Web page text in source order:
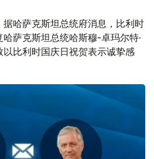
据哈萨克斯坦总统府消息，比利时
萨克斯坦总统哈斯穆-卓玛尔特·
比利时国庆日祝贺表示诚挚感